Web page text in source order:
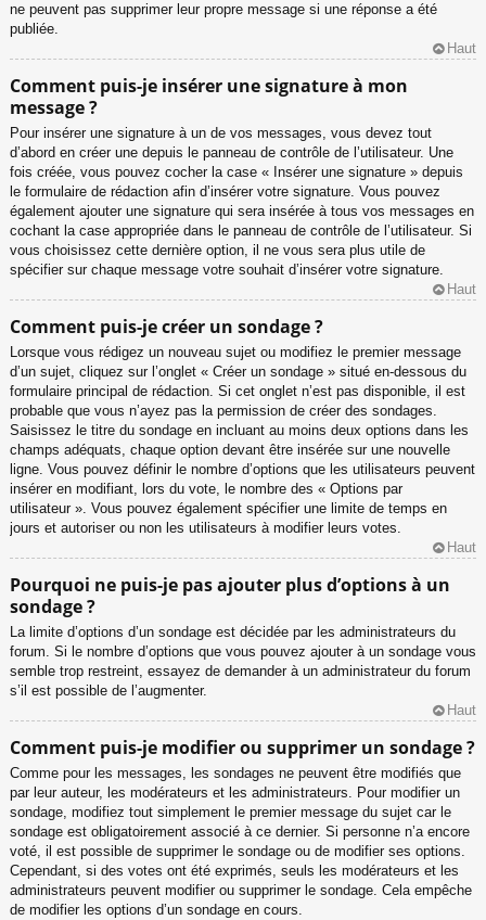
ne peuvent pas supprimer leur propre message si une réponse a été
publiée.
Haut
Comment puis-je insérer une signature à mon
message ?
Pour insérer une signature à un de vos messages, vous devez tout
d’abord en créer une depuis le panneau de contrôle de l’utilisateur. Une
fois créée, vous pouvez cocher la case « Insérer une signature » depuis
le formulaire de rédaction afin d’insérer votre signature. Vous pouvez
également ajouter une signature qui sera insérée à tous vos messages en
cochant la case appropriée dans le panneau de contrôle de l’utilisateur. Si
vous choisissez cette dernière option, il ne vous sera plus utile de
spécifier sur chaque message votre souhait d’insérer votre signature.
Haut
Comment puis-je créer un sondage ?
Lorsque vous rédigez un nouveau sujet ou modifiez le premier message
d’un sujet, cliquez sur l’onglet « Créer un sondage » situé en-dessous du
formulaire principal de rédaction. Si cet onglet n’est pas disponible, il est
probable que vous n’ayez pas la permission de créer des sondages.
Saisissez le titre du sondage en incluant au moins deux options dans les
champs adéquats, chaque option devant être insérée sur une nouvelle
ligne. Vous pouvez définir le nombre d’options que les utilisateurs peuvent
insérer en modifiant, lors du vote, le nombre des « Options par
utilisateur ». Vous pouvez également spécifier une limite de temps en
jours et autoriser ou non les utilisateurs à modifier leurs votes.
Haut
Pourquoi ne puis-je pas ajouter plus d’options à un
sondage ?
La limite d’options d’un sondage est décidée par les administrateurs du
forum. Si le nombre d’options que vous pouvez ajouter à un sondage vous
semble trop restreint, essayez de demander à un administrateur du forum
s’il est possible de l’augmenter.
Haut
Comment puis-je modifier ou supprimer un sondage ?
Comme pour les messages, les sondages ne peuvent être modifiés que
par leur auteur, les modérateurs et les administrateurs. Pour modifier un
sondage, modifiez tout simplement le premier message du sujet car le
sondage est obligatoirement associé à ce dernier. Si personne n’a encore
voté, il est possible de supprimer le sondage ou de modifier ses options.
Cependant, si des votes ont été exprimés, seuls les modérateurs et les
administrateurs peuvent modifier ou supprimer le sondage. Cela empêche
de modifier les options d’un sondage en cours.